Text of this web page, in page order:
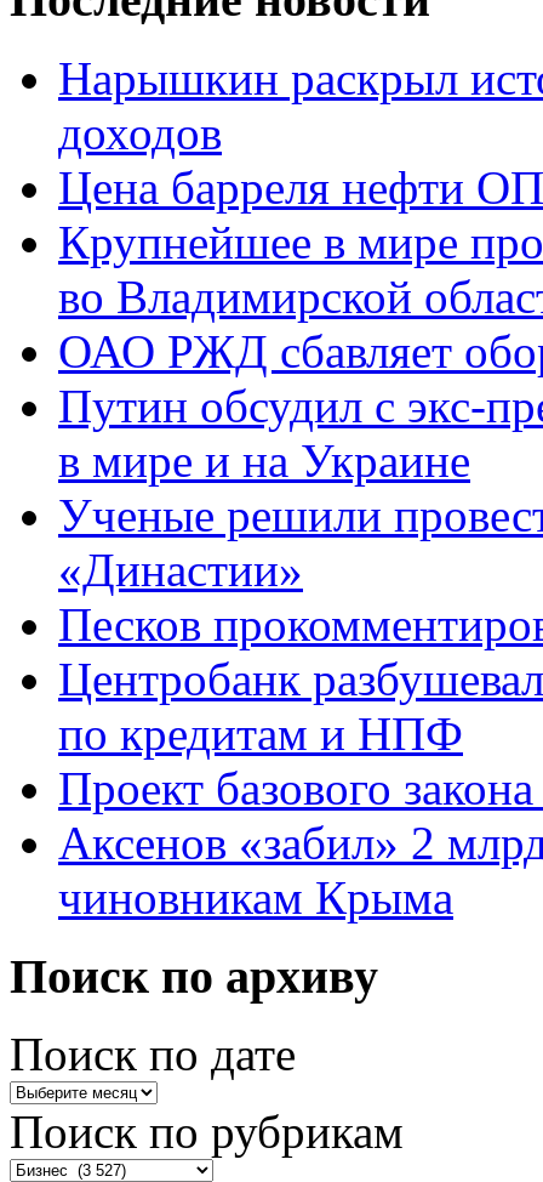
Нарышкин раскрыл
доходов
Цена барреля нефти
Крупнейшее в мире
во Владимирской
ОАО РЖД сбавляет
Путин обсудил с экс-
в мире и на Украине
Ученые решили
«Династии»
Песков
Центробанк
по кредитам и НПФ
Проект базового
Аксенов «забил» 2
чиновникам Крыма
Поиск по архиву
Поиск по дате
Поиск по рубрикам